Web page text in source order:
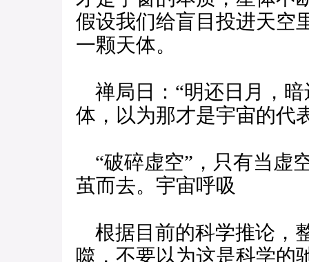
假设我们给盲目投进天空
一颗天体。
禅局日：“明还日月，暗
体，以为那才是宇宙的代
“破碎虚空”，只有当虚
茧而去。宇宙呼吸
根据目前的科学推论，
噬，不要以为这是科学的